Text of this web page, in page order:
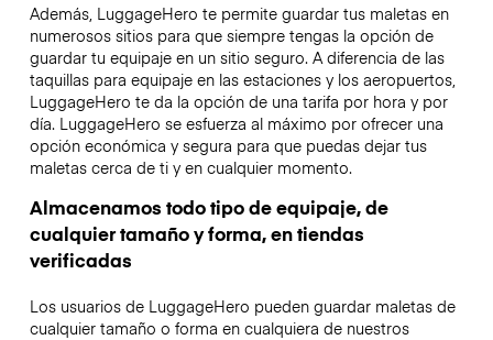
Además, LuggageHero te permite guardar tus maletas en
numerosos sitios para que siempre tengas la opción de
guardar tu equipaje en un sitio seguro. A diferencia de las
taquillas para equipaje en las estaciones y los aeropuertos,
LuggageHero te da la opción de una tarifa por hora y por
día. LuggageHero se esfuerza al máximo por ofrecer una
opción económica y segura para que puedas dejar tus
maletas cerca de ti y en cualquier momento.
Almacenamos todo tipo de equipaje, de
cualquier tamaño y forma, en tiendas
verificadas
Los usuarios de LuggageHero pueden guardar maletas de
cualquier tamaño o forma en cualquiera de nuestros